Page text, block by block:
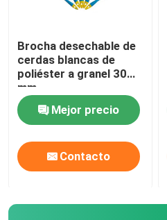
Brocha desechable de
cerdas blancas de
poliéster a granel 30
mm
Mejor precio
Contacto